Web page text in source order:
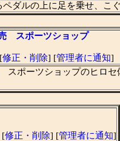
ダルの上に足を乗せ、こ
スポーツショップ
修正・削除] [管理者に通知]
ポーツショップのヒロ
[修正・削除] [管理者に通知]